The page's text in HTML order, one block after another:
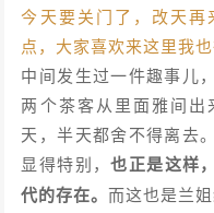
今天要关门了，改天
点，大家喜欢来这里我
中间发生过一件趣事儿
两个茶客从里面雅间
天，半天都舍不得离去
显得特别，也正是这样
代的存在。而这也是兰